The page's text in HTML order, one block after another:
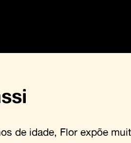
de idade, Flor expõe